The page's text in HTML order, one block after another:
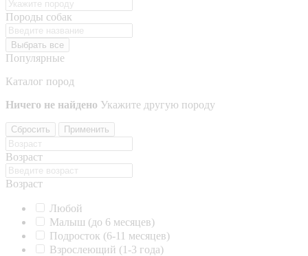
Породы собак
Выбрать все
Популярные
Каталог пород
Ничего не найдено Укажите другую породу
Сбросить Применить
Возраст
Возраст
Любой
Малыш (до 6 месяцев)
Подросток (6-11 месяцев)
Взрослеющий (1-3 года)